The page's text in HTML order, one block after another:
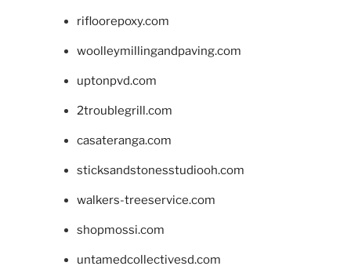
rifloorepoxy.com
woolleymillingandpaving.com
uptonpvd.com
2troublegrill.com
casateranga.com
sticksandstonesstudiooh.com
walkers-treeservice.com
shopmossi.com
untamedcollectivesd.com